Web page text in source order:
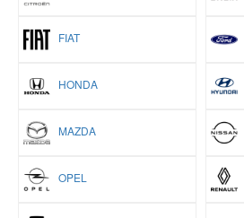
FIAT
HONDA
MAZDA
OPEL